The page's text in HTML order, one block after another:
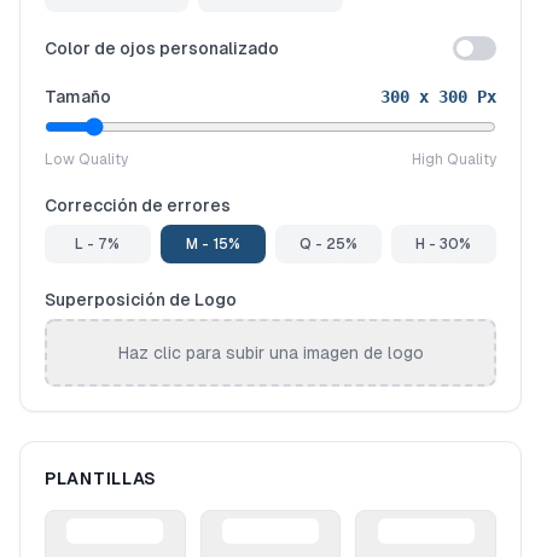
Color de ojos personalizado
Tamaño 300 x 300 Px
Low Quality High Quality
Corrección de errores
L - 7% M - 15% Q - 25% H - 30%
Superposición de Logo
Haz clic para subir una imagen de logo
PLANTILLAS